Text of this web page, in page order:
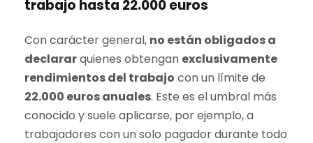
trabajo hasta 22.000 euros
Con carácter general, no están obligados a
declararquienes obtengan exclusivamente
rendimientos del trabajo con un límite de
22.000 euros anuales. Este es el umbral más
conocido y suele aplicarse, por ejemplo, a
trabajadores con un solo pagador durante todo